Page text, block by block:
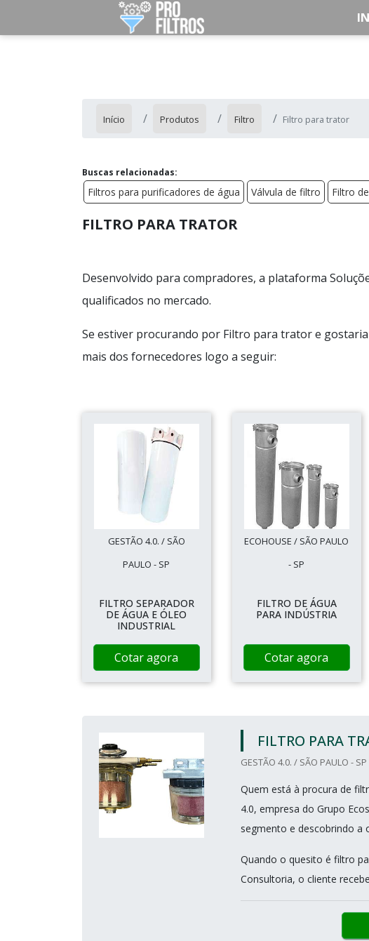
Início Produtos Filtro Filtro para trator
Buscas relacionadas:
Filtros para purificadores de água Válvula de filtro Filtro
FILTRO PARA TRATOR
Desenvolvido para compradores, a plataforma
qualificados no mercado.
Se estiver procurando por Filtro para trator e
mais dos fornecedores logo a seguir:
GESTÃO 4.0. / SÃO
PAULO - SP
FILTRO SEPARADOR
DE ÁGUA E ÓLEO
INDUSTRIAL
Cotar agora
ECOHOUSE / SÃO PAULO
- SP
FILTRO DE ÁGUA
PARA INDÚSTRIA
Cotar agora
FILTRO PARA
GESTÃO 4.0. / SÃO PAULO - SP
Quem está à procura de
4.0, empresa do Grupo
segmento e descobrindo a
Quando o quesito é filtro
Consultoria, o cliente